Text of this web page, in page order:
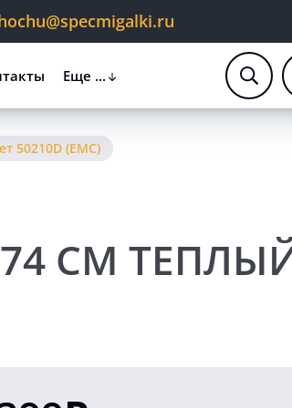
Еще ...
50210D (EMC)
СМ